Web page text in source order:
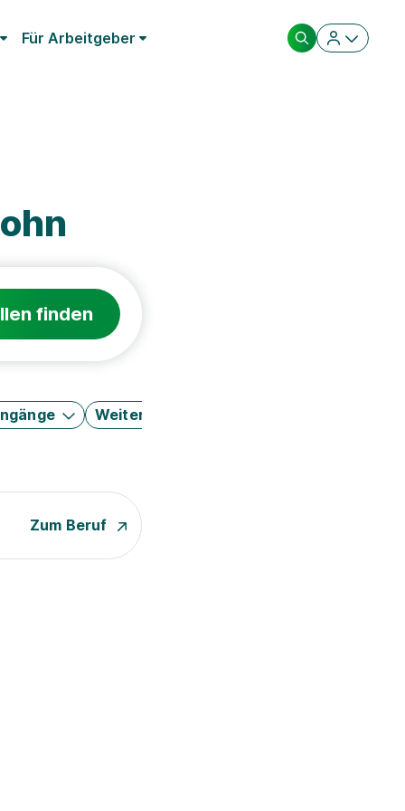
Für Arbeitgeber
finden
Weitere Filter
Zum Beruf